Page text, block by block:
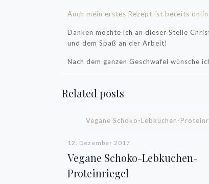
Auch mein erstes Rezept ist bereits
Danken möchte ich an dieser Stelle
und dem Spaß an der Arbeit!
Nach dem ganzen Geschwafel wünsche
Related posts
Vegane Schoko-Lebkuchen-
12. Dezember 2017
Vegane Schoko-Lebkuchen-
Proteinriegel